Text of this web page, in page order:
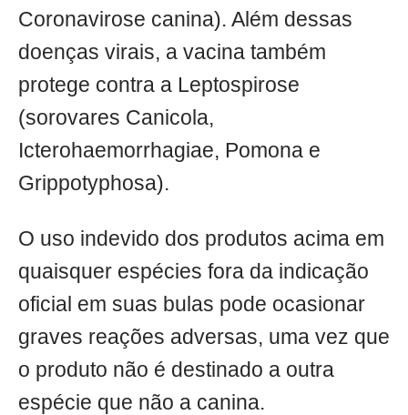
Coronavirose canina). Além dessas
doenças virais, a vacina também
protege contra a Leptospirose
(sorovares Canicola,
Icterohaemorrhagiae, Pomona e
Grippotyphosa).
O uso indevido dos produtos acima em
quaisquer espécies fora da indicação
oficial em suas bulas pode ocasionar
graves reações adversas, uma vez que
o produto não é destinado a outra
espécie que não a canina.